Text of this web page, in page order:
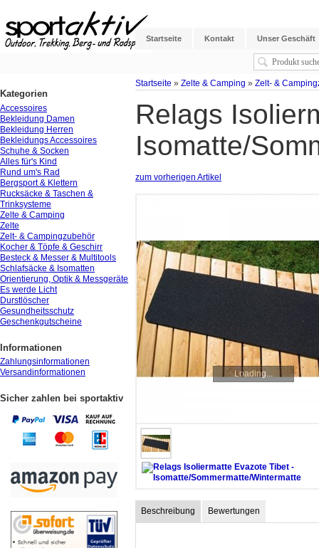
Startseite Kontakt Unser Geschäft
Startseite » Zelte & Camping » Zelt- &
Relags
Isomatte/
zum vorherigen Artikel
Loading...
Beschreibung Bewertungen
Kategorien
Accessoires
Bekleidung Damen
Bekleidung Herren
Bekleidungs Accessoires
Schuhe & Socken
Alles für's Kind
Rund um's Rad
Bergsport & Klettern
Rucksäcke & Taschen &
Trinksysteme
Zelte & Camping
Zelte
Zelt- & Campingzubehör
Kocher & Töpfe & Geschirr
Besteck & Messer & Multitools
Schlafsäcke & Isomatten
Orientierung, Optik & Messgeräte
Es werde Licht
Durstlöscher
Gesundheitsschutz
Geschenkgutscheine
Informationen
Zahlungsinformationen
Versandinformationen
Sicher zahlen bei sportaktiv